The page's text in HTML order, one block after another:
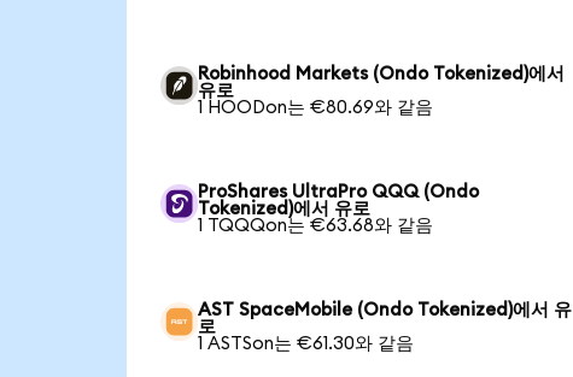
Robinhood Markets (Ondo Tokenized)에서
유로
1 HOODon는 €80.69와 같음
ProShares UltraPro QQQ (Ondo
Tokenized)에서 유로
1 TQQQon는 €63.68와 같음
AST SpaceMobile (Ondo Tokenized)에서 유
로
1 ASTSon는 €61.30와 같음